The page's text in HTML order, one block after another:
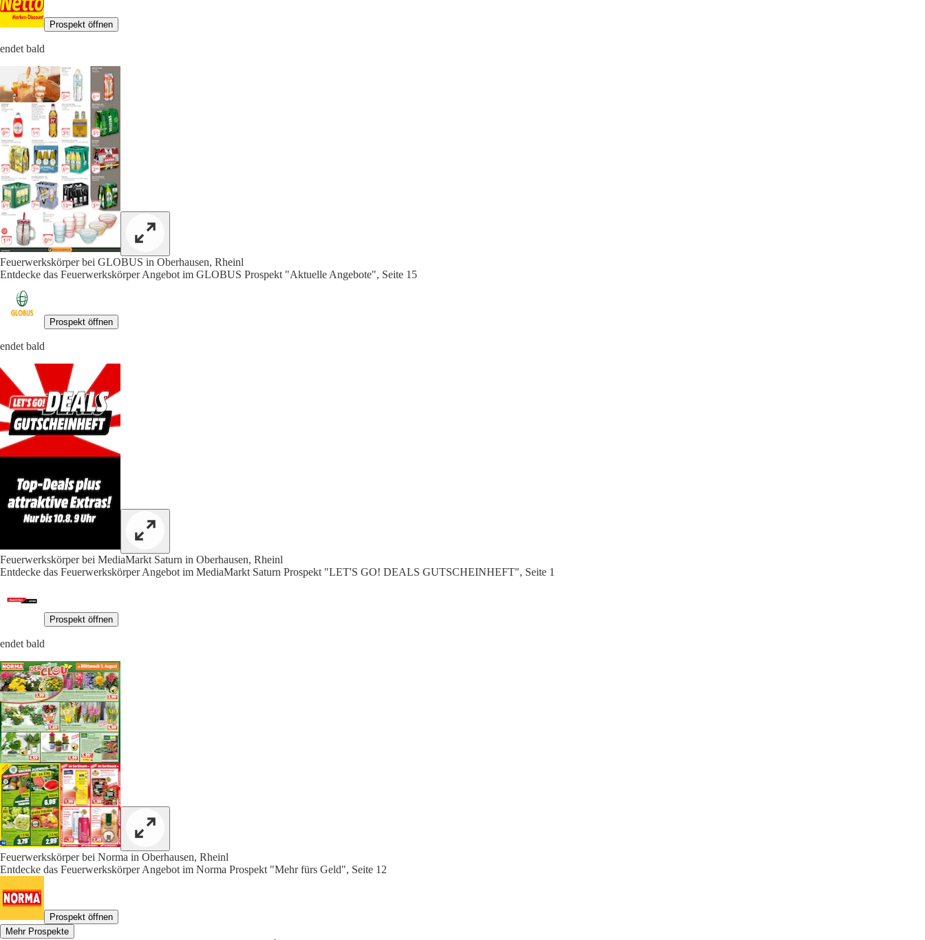
Prospekt öffnen
endet bald
Feuerwerkskörper bei GLOBUS in Oberhausen, Rheinl
Entdecke das Feuerwerkskörper Angebot im GLOBUS Prospekt "Aktuelle Angebote", Seite 15
Prospekt öffnen
endet bald
Feuerwerkskörper bei MediaMarkt Saturn in Oberhausen, Rheinl
Entdecke das Feuerwerkskörper Angebot im MediaMarkt Saturn Prospekt "LET'S GO! DEALS GUTSCHEINHEFT", Seite 1
Prospekt öffnen
endet bald
Feuerwerkskörper bei Norma in Oberhausen, Rheinl
Entdecke das Feuerwerkskörper Angebot im Norma Prospekt "Mehr fürs Geld", Seite 12
Prospekt öffnen
Mehr Prospekte